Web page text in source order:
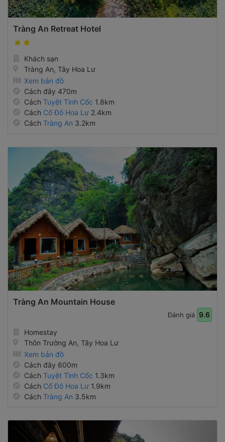
Tràng An, Tây Hoa Lư
Xem bản đồ
Cách đây 470m
Cách Tuyệt Tình Cốc
Cách Cố Đô Hoa Lư2.4km
Cách Tràng An3.2km
9.6
Thôn Trường An, Tây Hoa Lư
Xem bản đồ
Cách đây 600m
Cách Tuyệt Tình Cốc
Cách Cố Đô Hoa Lư1.9km
Cách Tràng An3.5km